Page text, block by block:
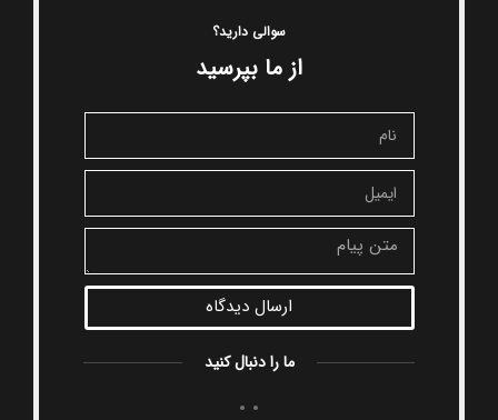
سوالی دارید؟
از ما بپرسید
ارسال دیدگاه
ما را دنبال کنید